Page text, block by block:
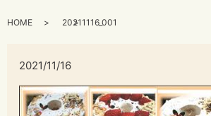
HOME 20211116_001
2021/11/16